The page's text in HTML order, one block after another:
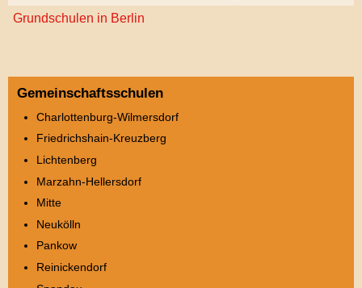
Grundschulen in Berlin
Gemeinschaftsschulen
Charlottenburg-Wilmersdorf
Friedrichshain-Kreuzberg
Lichtenberg
Marzahn-Hellersdorf
Mitte
Neukölln
Pankow
Reinickendorf